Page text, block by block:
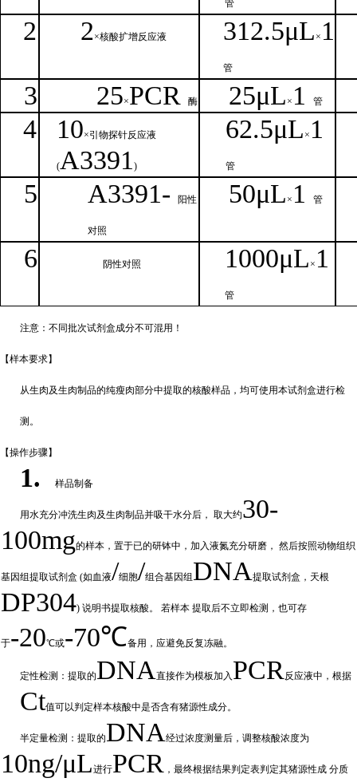
管
2 2×核酸扩增反应液 312.5μL × 1
管
3 25×PCR 酶 25μL × 1 管
4 10×引物探针反应液
(A3391)
62.5μL × 1
管
5 A3391- 阳性
对照
50μL × 1管
6 阴性对照 1000μL × 1
管
注意：不同批次试剂盒成分不可混用！
【样本要求】
从生肉及生肉制品的纯瘦肉部分中提取的核酸样品，均可使用本试剂盒进行检
测。
【操作步骤】
1. 样品制备
用水充分冲洗生肉及生肉制品并吸干水分后， 取大约30-
100mg的样本，置于已的研钵中，加入液氮充分研磨， 然后按照动物组织
基因组提取试剂盒 (如血液/细胞/组合基因组 DNA提取试剂盒，天根
DP304) 说明书提取核酸。 若样本 提取后不立即检测，也可存
于-20℃或-70℃备用，应避免反复冻融。
定性检测：提取的DNA直接作为模板加入 PCR反应液中，根据
Ct值可以判定样本核酸中是否含有猪源性成分。
半定量检测：提取的DNA经过浓度测量后，调整核酸浓度为
10ng/μL进行PCR，最终根据结果判定表判定其猪源性成 分质